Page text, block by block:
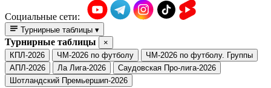
Социальные сети:
Турнирные таблицы ▾
Турнирные таблицы
×
КПЛ-2026
ЧМ-2026 по футболу
ЧМ-2026 по футболу. Группы
АПЛ-2026
Ла Лига-2026
Саудовская Про-лига-2026
Шотландский Премьершип-2026